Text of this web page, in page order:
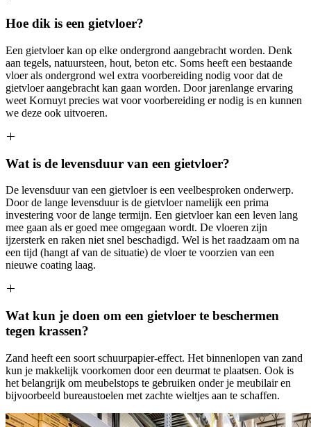
Hoe dik is een gietvloer?
Een gietvloer kan op elke ondergrond aangebracht worden. Denk
aan tegels, natuursteen, hout, beton etc. Soms heeft een bestaande
vloer als ondergrond wel extra voorbereiding nodig voor dat de
gietvloer aangebracht kan gaan worden. Door jarenlange ervaring
weet Kornuyt precies wat voor voorbereiding er nodig is en kunnen
we deze ook uitvoeren.
Wat is de levensduur van een gietvloer?
De levensduur van een gietvloer is een veelbesproken onderwerp.
Door de lange levensduur is de gietvloer namelijk een prima
investering voor de lange termijn. Een gietvloer kan een leven lang
mee gaan als er goed mee omgegaan wordt. De vloeren zijn
ijzersterk en raken niet snel beschadigd. Wel is het raadzaam om na
een tijd (hangt af van de situatie) de vloer te voorzien van een
nieuwe coating laag.
Wat kun je doen om een gietvloer te beschermen
tegen krassen?
Zand heeft een soort schuurpapier-effect. Het binnenlopen van zand
kun je makkelijk voorkomen door een deurmat te plaatsen. Ook is
het belangrijk om meubelstops te gebruiken onder je meubilair en
bijvoorbeeld bureaustoelen met zachte wieltjes aan te schaffen.